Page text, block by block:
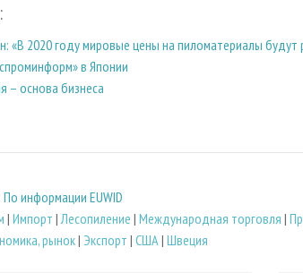
«В 2020 году мировые цены на пиломатериалы будут
в Японии
– основа бизнеса
По информации EUWID
| Импорт |Лесопиление | Международная торговля |
рынок| Экспорт | США| Швеция